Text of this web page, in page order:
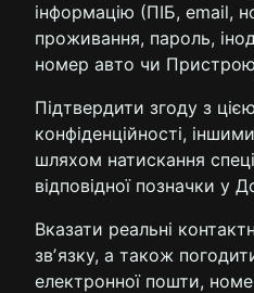
інформацію (ПІБ, email,
проживання, пароль,
номер авто чи
Підтвердити згоду з
конфіденційності,
шляхом натискання
відповідної позначки у
Вказати реальні
звʼязку, а також
електронної пошти,